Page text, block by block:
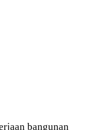
bangunan